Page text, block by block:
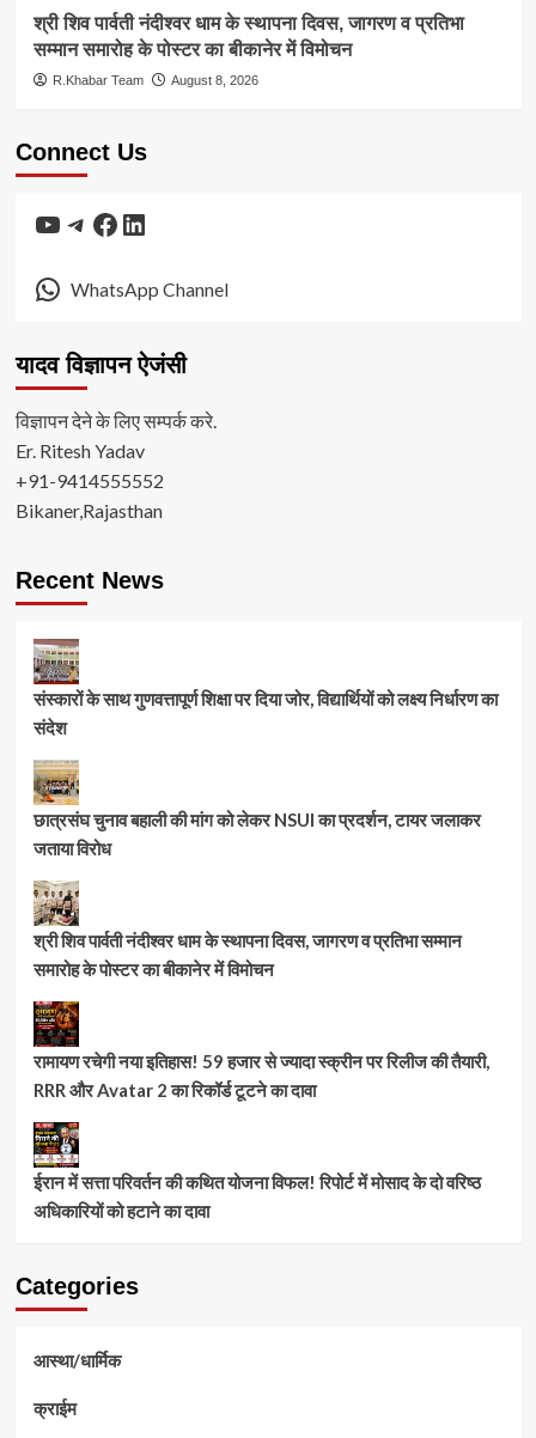
श्री शिव पार्वती नंदीश्वर धाम के स्थापना दिवस, जागरण व प्रतिभा
सम्मान समारोह के पोस्टर का बीकानेर में विमोचन
R.Khabar Team August 8, 2026
Connect Us
YouTube
Telegram
Facebook
LinkedIn
WhatsApp Channel
यादव विज्ञापन ऐजंसी
विज्ञापन देने के लिए सम्पर्क करे.
Er. Ritesh Yadav
+91-9414555552
Bikaner,Rajasthan
Recent News
संस्कारों के साथ गुणवत्तापूर्ण शिक्षा पर दिया जोर, विद्यार्थियों को लक्ष्य निर्धारण का
संदेश
छात्रसंघ चुनाव बहाली की मांग को लेकर NSUI का प्रदर्शन, टायर जलाकर
जताया विरोध
श्री शिव पार्वती नंदीश्वर धाम के स्थापना दिवस, जागरण व प्रतिभा सम्मान
समारोह के पोस्टर का बीकानेर में विमोचन
रामायण रचेगी नया इतिहास! 59 हजार से ज्यादा स्क्रीन पर रिलीज की तैयारी,
RRR और Avatar 2 का रिकॉर्ड टूटने का दावा
ईरान में सत्ता परिवर्तन की कथित योजना विफल! रिपोर्ट में मोसाद के दो वरिष्ठ
अधिकारियों को हटाने का दावा
Categories
आस्था/धार्मिक
क्राईम